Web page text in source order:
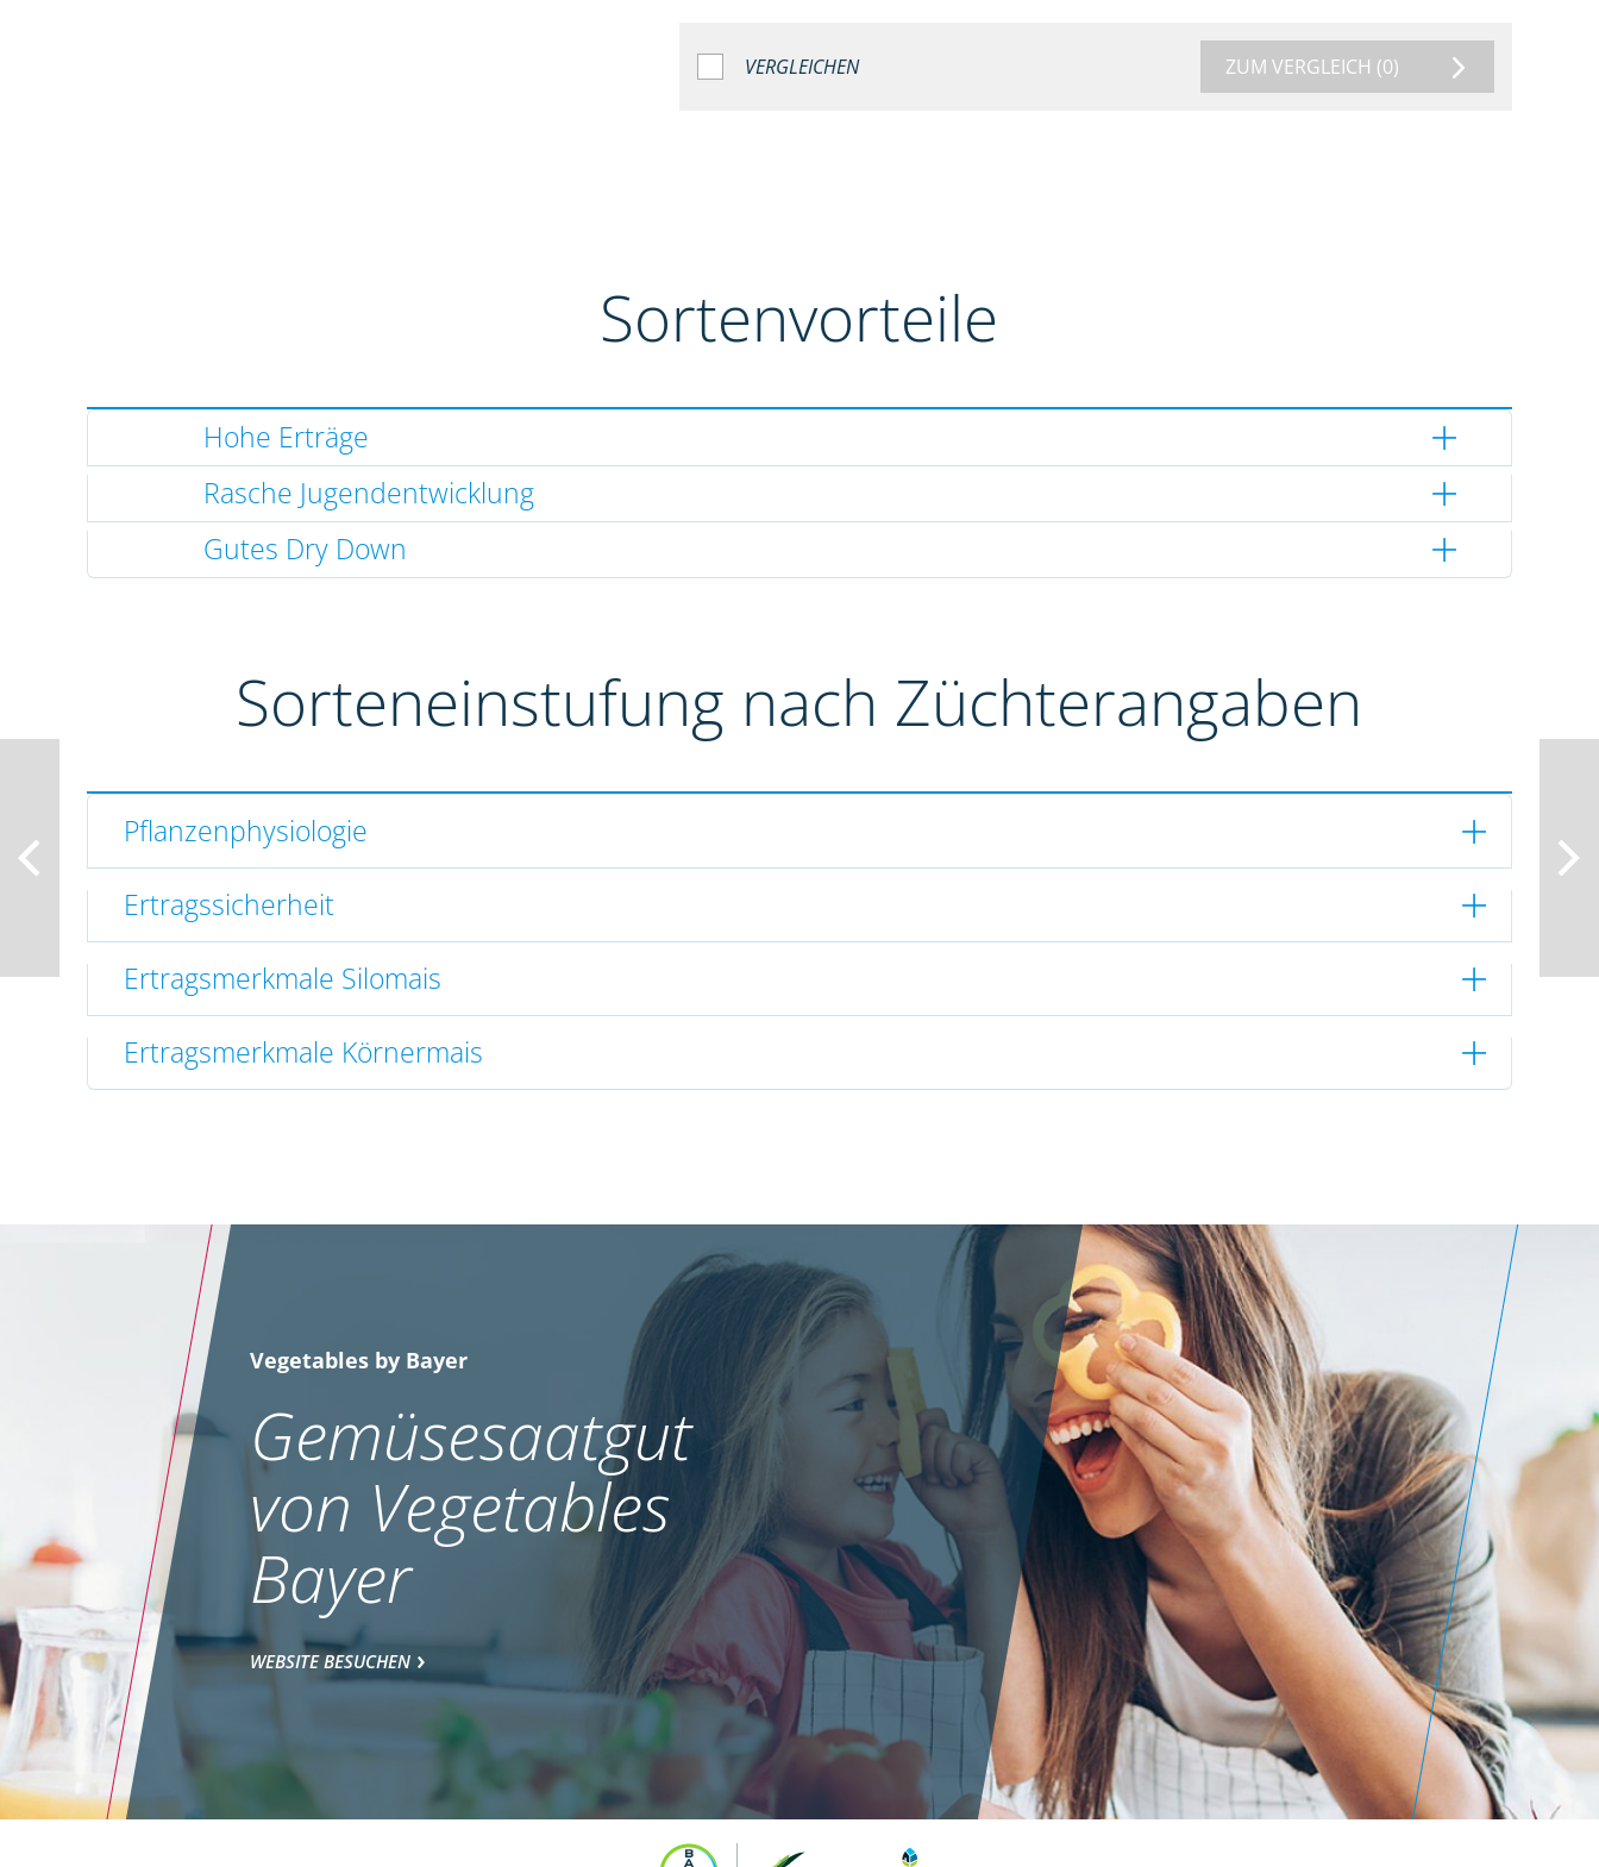
VERGLEICHEN ZUM VERGLEICH (0)
Sortenvorteile
Hohe Erträge
Rasche Jugendentwicklung
Gutes Dry Down
Sorteneinstufung nach Züchterangaben
Pflanzenphysiologie
Ertragssicherheit
Ertragsmerkmale Silomais
Ertragsmerkmale Körnermais
Vegetables by Bayer
Gemüsesaatgut
von Vegetables
Bayer
WEBSITE BESUCHEN